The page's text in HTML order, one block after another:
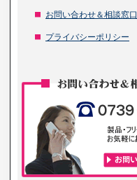
お問い合わせ＆相談窓口
プライバシーポリシー